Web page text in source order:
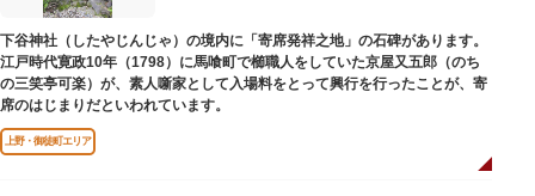
下谷神社（したやじんじゃ）の境内に「寄席発祥之地」の石碑があります。
江戸時代寛政10年（1798）に馬喰町で櫛職人をしていた京屋又五郎（のち
の三笑亭可楽）が、素人噺家として入場料をとって興行を行ったことが、寄
席のはじまりだといわれています。
上野・御徒町エリア